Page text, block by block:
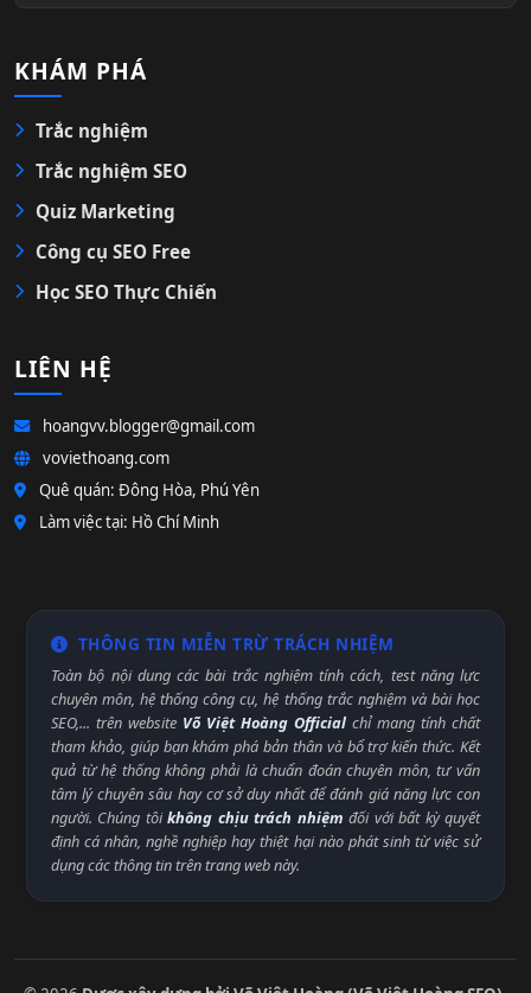
KHÁM PHÁ
Trắc nghiệm
Trắc nghiệm SEO
Quiz Marketing
Công cụ SEO Free
Học SEO Thực Chiến
LIÊN HỆ
hoangvv.blogger@gmail.com
voviethoang.com
Quê quán: Đông Hòa, Phú Yên
Làm việc tại: Hồ Chí Minh
THÔNG TIN MIỄN TRỪ TRÁCH NHIỆM
Toàn bộ nội dung các bài trắc nghiệm tính cách, test năng lực
chuyên môn, hệ thống công cụ, hệ thống trắc nghiệm và bài học
SEO,... trên website Võ Việt Hoàng Official chỉ mang tính chất
tham khảo, giúp bạn khám phá bản thân và bổ trợ kiến thức. Kết
quả từ hệ thống không phải là chuẩn đoán chuyên môn, tư vấn
tâm lý chuyên sâu hay cơ sở duy nhất để đánh giá năng lực con
người. Chúng tôikhông chịu trách nhiệm đối với bất kỳ quyết
định cá nhân, nghề nghiệp hay thiệt hại nào phát sinh từ việc sử
dụng các thông tin trên trang web này.